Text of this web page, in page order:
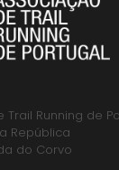
Running de
República
do Corvo